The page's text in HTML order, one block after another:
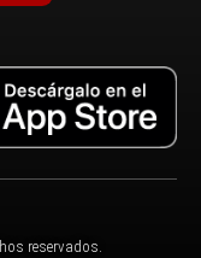
reservados.